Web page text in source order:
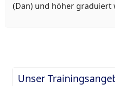
(Dan) und höher graduiert
Unser